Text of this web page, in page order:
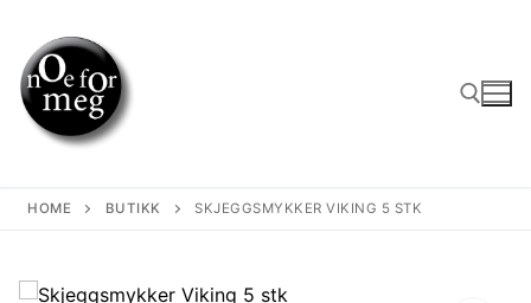
content
HOME BUTIKK SKJEGGSMYKKER VIKING 5 STK